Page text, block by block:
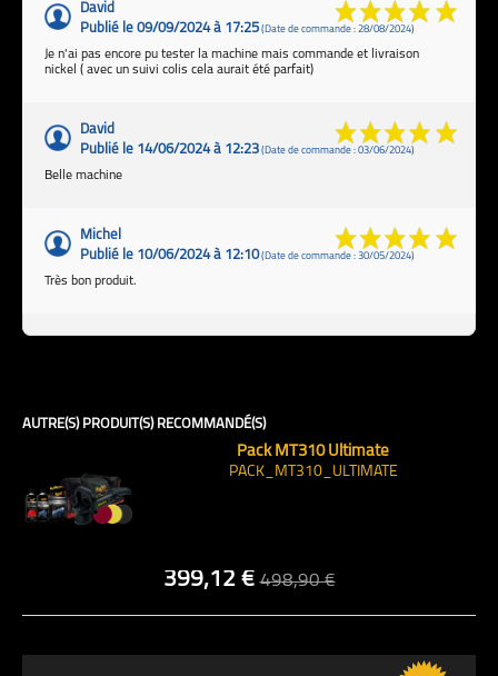
David
Publié le 09/09/2024 à 17:25(Date de commande : 28/08/2024)
Je n'ai pas encore pu tester la machine mais commande et livraison
nickel ( avec un suivi colis cela aurait été parfait)
David
Publié le 14/06/2024 à 12:23(Date de commande : 03/06/2024)
Belle machine
Michel
Publié le 10/06/2024 à 12:10(Date de commande : 30/05/2024)
Très bon produit.
AUTRE(S) PRODUIT(S) RECOMMANDÉ(S)
Pack MT310 Ultimate
PACK_MT310_ULTIMATE
399,12 €498,90 €